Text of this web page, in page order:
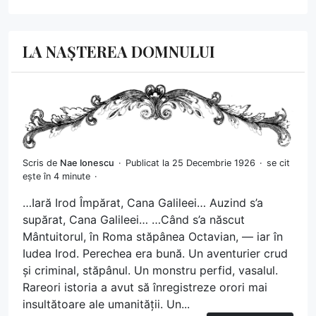
LA NAȘTEREA DOMNULUI
Scris de Nae Ionescu Publicat la 25 Decembrie 1926
se cit
ește în 4 minute
…Iară Irod Împărat, Cana Galileei… Auzind s’a
supărat, Cana Galileei… …Când s’a născut
Mântuitorul, în Roma stăpânea Octavian, — iar în
Iudea Irod. Perechea era bună. Un aventurier crud
și criminal, stăpânul. Un monstru perfid, vasalul.
Rareori istoria a avut să înregistreze orori mai
insultătoare ale umanității. Un...